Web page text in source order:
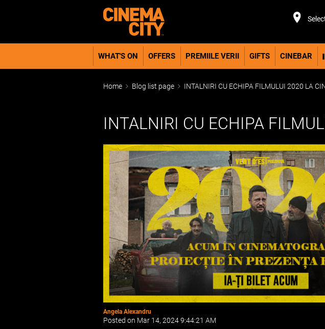
WHAT'S ON OFFERS PREMIILE VERII GIFTS CINEBAR
Home Blog list page INTALNIRI CU ECHIPA FILMULUI 2020 LA
INTALNIRI CU ECHIPA
Angela Alexandru
Posted on Mar 14, 2024 9:44:21 AM